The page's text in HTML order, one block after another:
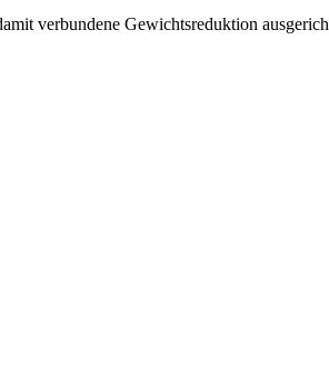
verbundene Gewichtsreduktion